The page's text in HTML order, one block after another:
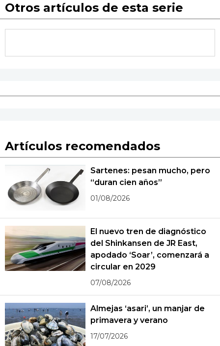
Otros artículos de esta serie
Artículos recomendados
Sartenes: pesan mucho, pero
“duran cien años”
01/08/2026
El nuevo tren de diagnóstico
del Shinkansen de JR East,
apodado ‘Soar’, comenzará a
circular en 2029
07/08/2026
Almejas ‘asari’, un manjar de
primavera y verano
17/07/2026